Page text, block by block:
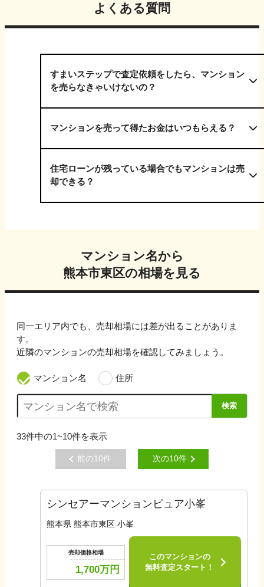
よくある質問
すまいステップで査定依頼をしたら、マンション
を売らなきゃいけないの？
マンションを売って得たお金はいつもらえる？
住宅ローンが残っている場合でもマンションは売
却できる？
マンション名から
熊本市東区の相場を見る
同一エリア内でも、売却相場には差が出ることがありま
す。
近隣のマンションの売却相場を確認してみましょう。
マンション名 住所
検索
33件中の1~10件を表示
前の10件 次の10件
シンセアーマンションピュア小峯
熊本県 熊本市東区 小峯
売却価格相場
1,700万円
このマンションの
無料査定スタート！